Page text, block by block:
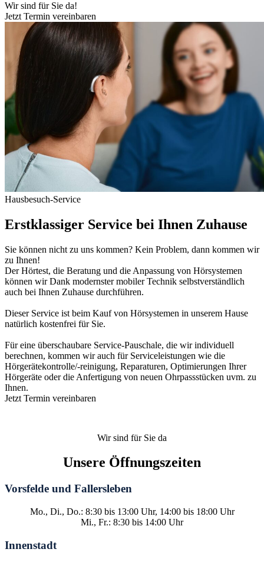
Wir sind für Sie da!
Jetzt Termin vereinbaren
Hausbesuch-Service
Erstklassiger Service bei Ihnen Zuhause
Sie können nicht zu uns kommen? Kein Problem, dann kommen wir
zu Ihnen!
Der Hörtest, die Beratung und die Anpassung von Hörsystemen
können wir Dank modernster mobiler Technik selbstverständlich
auch bei Ihnen Zuhause durchführen.
Dieser Service ist beim Kauf von Hörsystemen in unserem Hause
natürlich kostenfrei für Sie.
Für eine überschaubare Service-Pauschale, die wir individuell
berechnen, kommen wir auch für Serviceleistungen wie die
Hörgerätekontrolle/-reinigung, Reparaturen, Optimierungen Ihrer
Hörgeräte oder die Anfertigung von neuen Ohrpassstücken uvm. zu
Ihnen.
Jetzt Termin vereinbaren
Wir sind für Sie da
Unsere Öffnungszeiten
Vorsfelde und Fallersleben
Mo., Di., Do.: 8:30 bis 13:00 Uhr, 14:00 bis 18:00 Uhr
Mi., Fr.: 8:30 bis 14:00 Uhr
Innenstadt